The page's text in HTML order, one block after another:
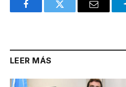
FacebookTwitter Email
LEER MÁS